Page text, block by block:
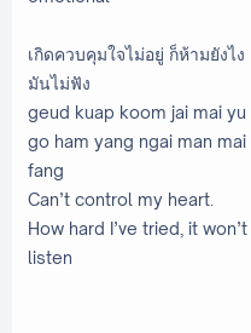
เกิดควบคุมใจไม่อยู่ ก็ห้ามยังไง
มันไม่ฟัง
geud kuap koom jai mai yu
go ham yang ngai man mai
fang
Can’t control my heart.
How hard I’ve tried, it won’t
listen